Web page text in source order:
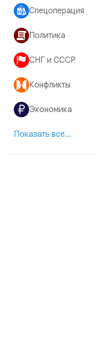
Спецоперация
Политика
СНГ и СССР
Конфликты
Экономика
Показать все...